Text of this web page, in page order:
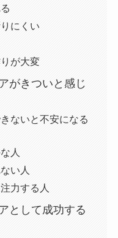
にくい
が大変
がきついと感じ
ないと不安になる
人
い人
力する人
として成功する